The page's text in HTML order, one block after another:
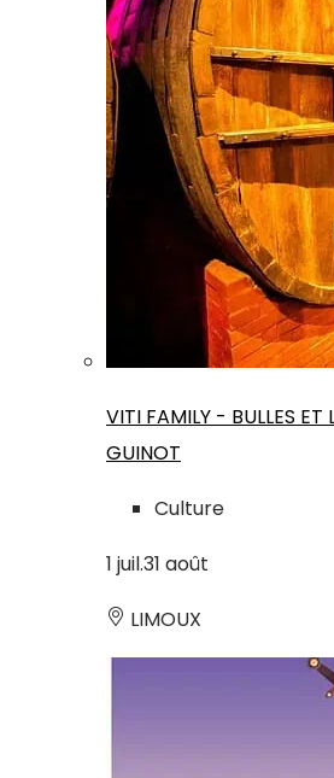
VITI FAMILY - BULLES ET
GUINOT
Culture
1 juil.31 août
LIMOUX